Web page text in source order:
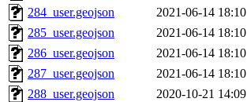
284_user.geojson
2021-06-14 18:10
285_user.geojson
2021-06-14 18:10
286_user.geojson
2021-06-14 18:10
287_user.geojson
2021-06-14 18:10
288_user.geojson
2020-10-21 14:09